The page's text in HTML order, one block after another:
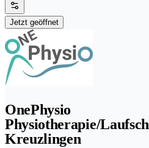
Jetzt geöffnet
OnePhysio
Physiotherapie/
Kreuzlingen